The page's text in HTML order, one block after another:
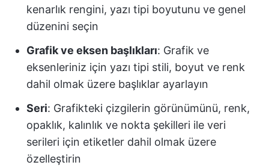
kenarlık rengini, yazı tipi boyutunu ve genel
düzenini seçin
Grafik ve eksen başlıkları: Grafik ve
eksenleriniz için yazı tipi stili, boyut ve renk
dahil olmak üzere başlıklar ayarlayın
Seri: Grafikteki çizgilerin görünümünü, renk,
opaklık, kalınlık ve nokta şekilleri ile veri
serileri için etiketler dahil olmak üzere
özelleştirin